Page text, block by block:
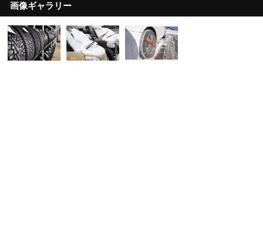
画像ギャラリー